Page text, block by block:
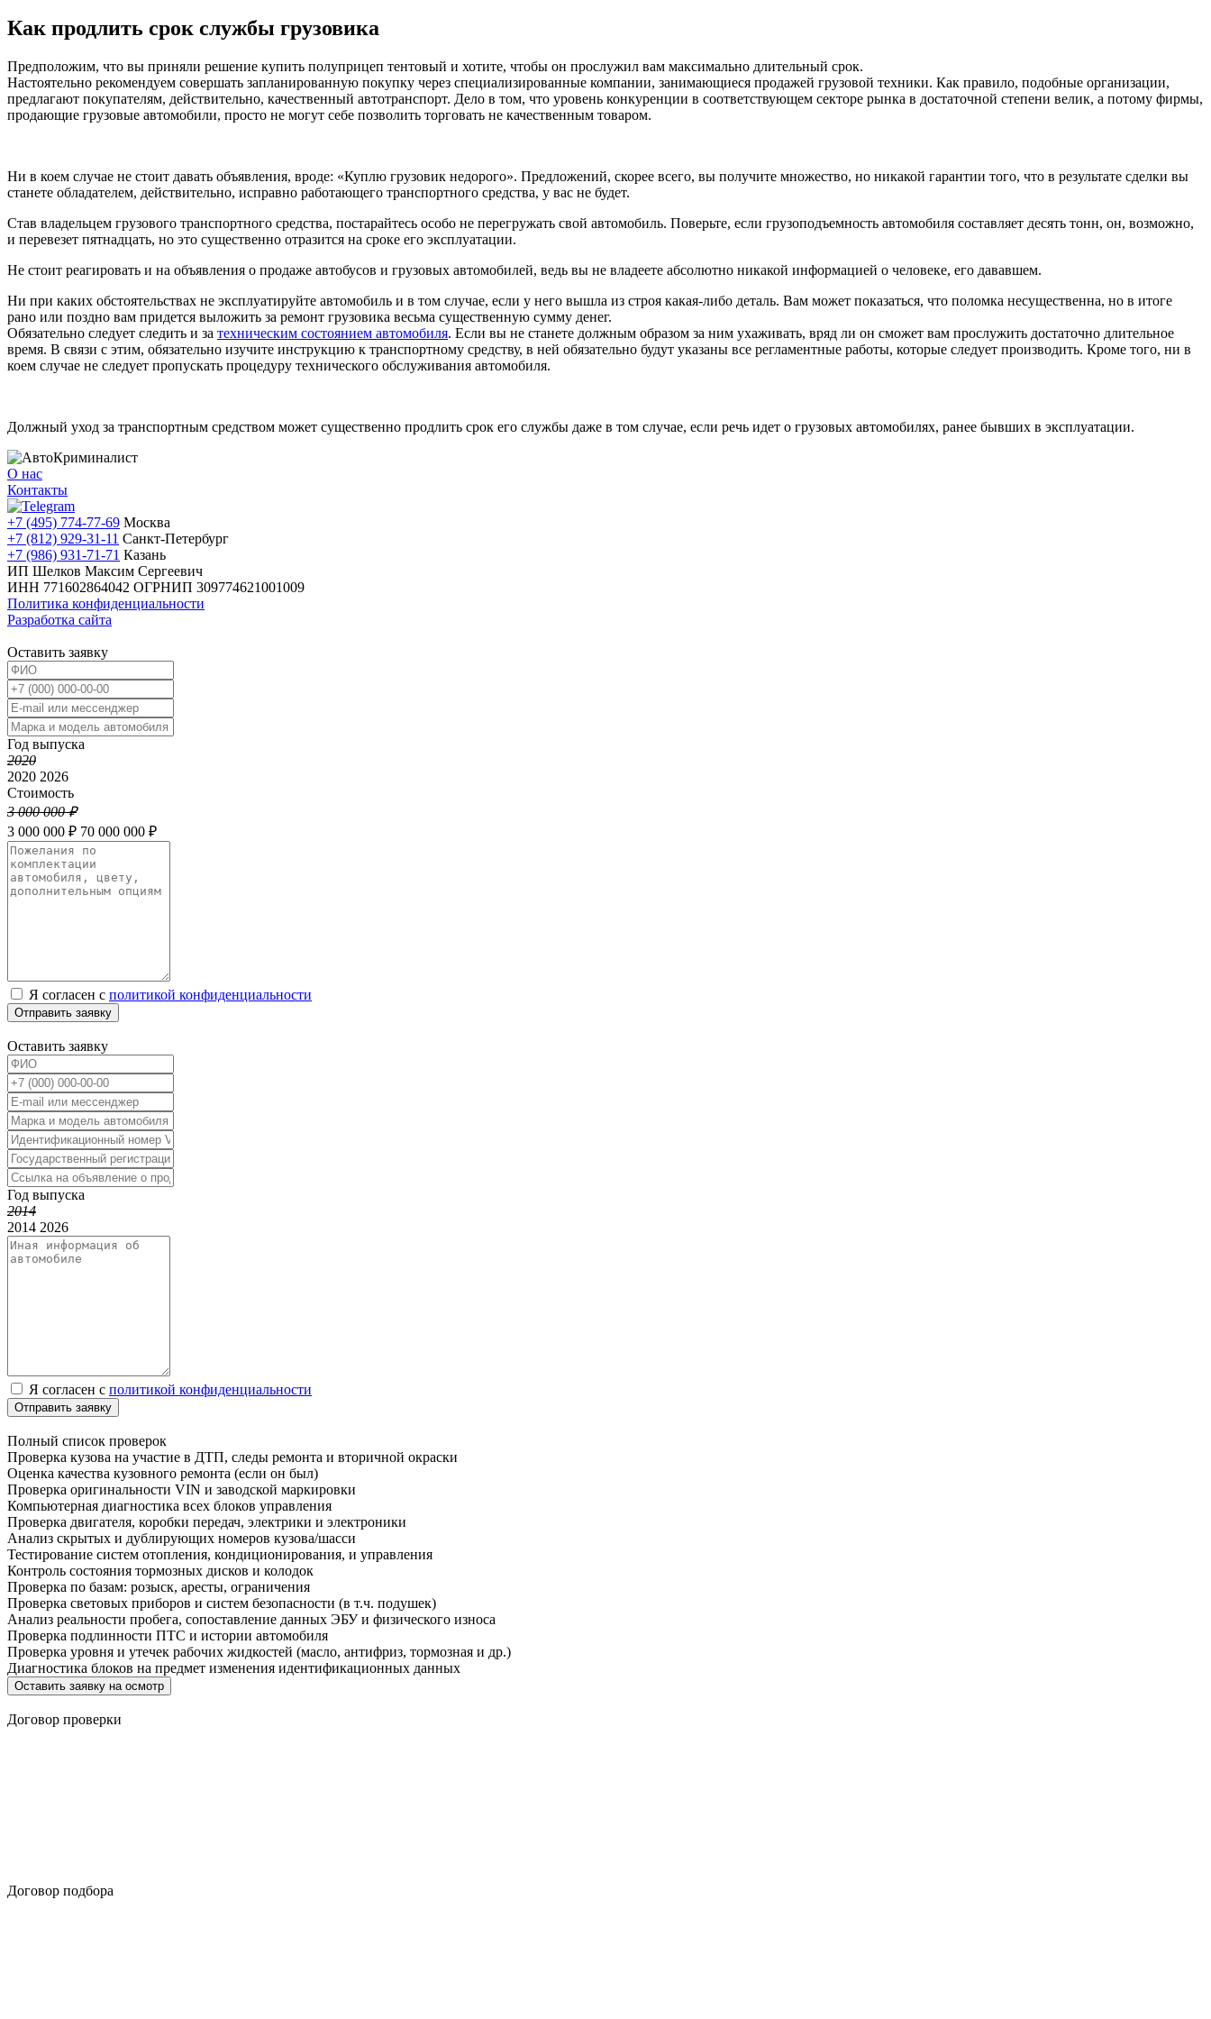
Как продлить срок службы грузовика
Предположим, что вы приняли решение купить полуприцеп тентовый и хотите, чтобы он прослужил вам максимально длительный срок.
Настоятельно рекомендуем совершать запланированную покупку через специализированные компании, занимающиеся продажей грузовой техники. Как правило, подобные организации,
предлагают покупателям, действительно, качественный автотранспорт. Дело в том, что уровень конкуренции в соответствующем секторе рынка в достаточной степени велик, а потому фирмы,
продающие грузовые автомобили, просто не могут себе позволить торговать не качественным товаром.
Ни в коем случае не стоит давать объявления, вроде: «Куплю грузовик недорого». Предложений, скорее всего, вы получите множество, но никакой гарантии того, что в результате сделки вы
станете обладателем, действительно, исправно работающего транспортного средства, у вас не будет.
Став владельцем грузового транспортного средства, постарайтесь особо не перегружать свой автомобиль. Поверьте, если грузоподъемность автомобиля составляет десять тонн, он, возможно,
и перевезет пятнадцать, но это существенно отразится на сроке его эксплуатации.
Не стоит реагировать и на объявления о продаже автобусов и грузовых автомобилей, ведь вы не владеете абсолютно никакой информацией о человеке, его дававшем.
Ни при каких обстоятельствах не эксплуатируйте автомобиль и в том случае, если у него вышла из строя какая-либо деталь. Вам может показаться, что поломка несущественна, но в итоге
рано или поздно вам придется выложить за ремонт грузовика весьма существенную сумму денег.
Обязательно следует следить и за техническим состоянием автомобиля. Если вы не станете должным образом за ним ухаживать, вряд ли он сможет вам прослужить достаточно длительное
время. В связи с этим, обязательно изучите инструкцию к транспортному средству, в ней обязательно будут указаны все регламентные работы, которые следует производить. Кроме того, ни в
коем случае не следует пропускать процедуру технического обслуживания автомобиля.
Должный уход за транспортным средством может существенно продлить срок его службы даже в том случае, если речь идет о грузовых автомобилях, ранее бывших в эксплуатации.
О нас
Контакты
+7 (495) 774-77-69 Москва
+7 (812) 929-31-11 Санкт-Петербург
+7 (986) 931-71-71 Казань
ИП Шелков Максим Сергеевич
ИНН 771602864042 ОГРНИП 309774621001009
Политика конфиденциальности
Разработка сайта
Оставить заявку
Год выпуска
2020
2020 2026
Стоимость
3 000 000 ₽
3 000 000 ₽ 70 000 000 ₽
Я согласен с политикой конфиденциальности
Отправить заявку
Оставить заявку
Год выпуска
2014
2014 2026
Я согласен с политикой конфиденциальности
Отправить заявку
Полный список проверок
Проверка кузова на участие в ДТП, следы ремонта и вторичной окраски
Оценка качества кузовного ремонта (если он был)
Проверка оригинальности VIN и заводской маркировки
Компьютерная диагностика всех блоков управления
Проверка двигателя, коробки передач, электрики и электроники
Анализ скрытых и дублирующих номеров кузова/шасси
Тестирование систем отопления, кондиционирования, и управления
Контроль состояния тормозных дисков и колодок
Проверка по базам: розыск, аресты, ограничения
Проверка световых приборов и систем безопасности (в т.ч. подушек)
Анализ реальности пробега, сопоставление данных ЭБУ и физического износа
Проверка подлинности ПТС и истории автомобиля
Проверка уровня и утечек рабочих жидкостей (масло, антифриз, тормозная и др.)
Диагностика блоков на предмет изменения идентификационных данных
Оставить заявку на осмотр
Договор проверки
Договор подбора